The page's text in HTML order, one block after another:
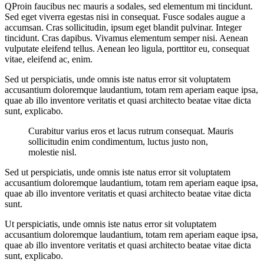
QProin faucibus nec mauris a sodales, sed elementum mi tincidunt.
Sed eget viverra egestas nisi in consequat. Fusce sodales augue a
accumsan. Cras sollicitudin, ipsum eget blandit pulvinar. Integer
tincidunt. Cras dapibus. Vivamus elementum semper nisi. Aenean
vulputate eleifend tellus. Aenean leo ligula, porttitor eu, consequat
vitae, eleifend ac, enim.
Sed ut perspiciatis, unde omnis iste natus error sit voluptatem
accusantium doloremque laudantium, totam rem aperiam eaque ipsa,
quae ab illo inventore veritatis et quasi architecto beatae vitae dicta
sunt, explicabo.
Curabitur varius eros et lacus rutrum consequat. Mauris
sollicitudin enim condimentum, luctus justo non,
molestie nisl.
Sed ut perspiciatis, unde omnis iste natus error sit voluptatem
accusantium doloremque laudantium, totam rem aperiam eaque ipsa,
quae ab illo inventore veritatis et quasi architecto beatae vitae dicta
sunt.
Ut perspiciatis, unde omnis iste natus error sit voluptatem
accusantium doloremque laudantium, totam rem aperiam eaque ipsa,
quae ab illo inventore veritatis et quasi architecto beatae vitae dicta
sunt, explicabo.